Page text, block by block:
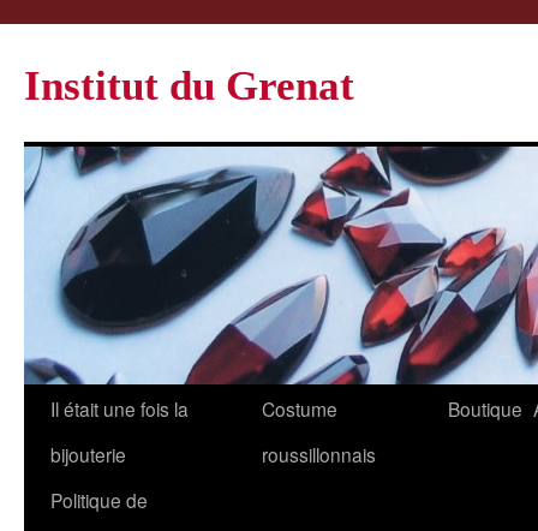
Institut du Grenat
Il était une fois la
bijouterie
Costume
roussillonnais
Boutique
Politique de